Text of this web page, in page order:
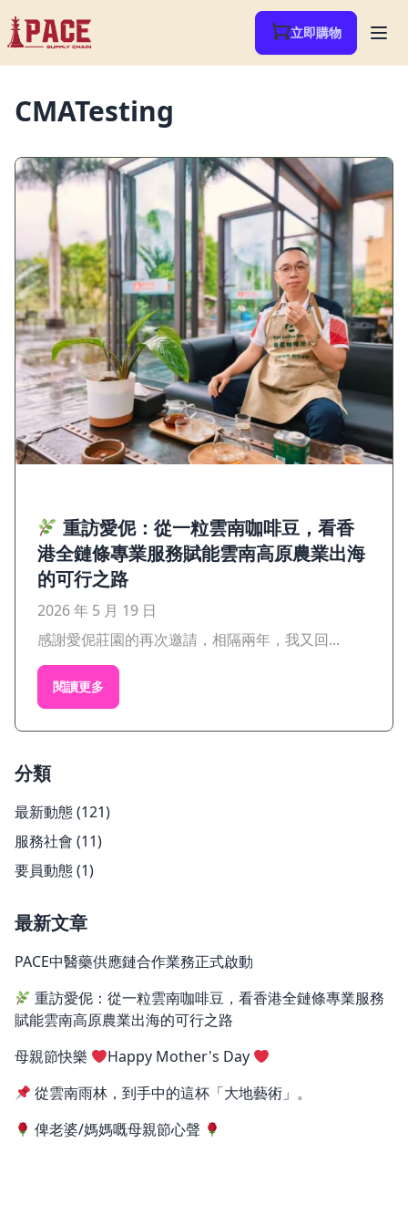
立即購物
CMATesting
重訪愛伲：從一粒雲南咖啡豆，看香
港全鏈條專業服務賦能雲南高原農業出海
的可行之路
2026 年 5 月 19 日
感謝愛伲莊園的再次邀請，相隔兩年，我又回...
閱讀更多
分類
最新動態(121)
服務社會 (11)
要員動態(1)
最新文章
PACE中醫藥供應鏈合作業務正式啟動
重訪愛伲：從一粒雲南咖啡豆，看香港全鏈條專業服務
賦能雲南高原農業出海的可行之路
母親節快樂
Happy Mother's Day
從雲南雨林，到手中的這杯「大地藝術」。
俾老婆/媽媽嘅母親節心聲